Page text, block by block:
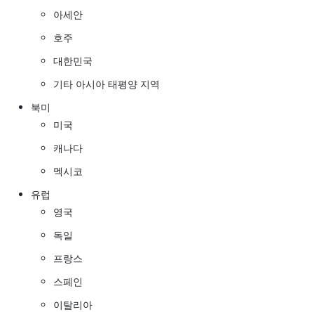
아세안
호주
대한민국
기타 아시아 태평양 지역
북미
미국
캐나다
멕시코
유럽
영국
독일
프랑스
스페인
이탈리아